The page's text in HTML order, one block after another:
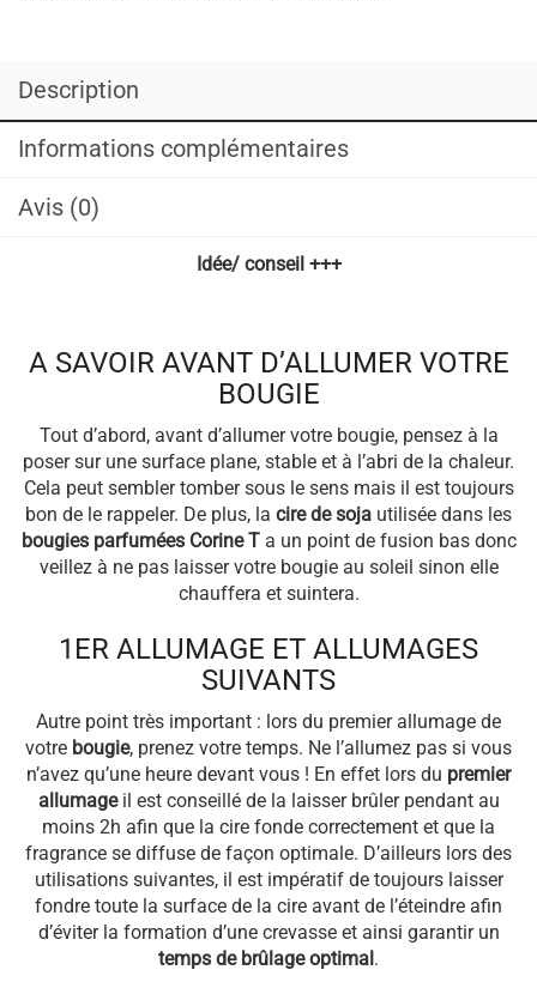
Description
Informations complémentaires
Avis (0)
Idée/ conseil +++
A SAVOIR AVANT D’ALLUMER VOTRE
BOUGIE
Tout d’abord, avant d’allumer votre bougie, pensez à la
poser sur une surface plane, stable et à l’abri de la chaleur.
Cela peut sembler tomber sous le sens mais il est toujours
bon de le rappeler. De plus, la cire de soja utilisée dans les
bougies parfumées Corine Ta un point de fusion bas donc
veillez à ne pas laisser votre bougie au soleil sinon elle
chauffera et suintera.
1ER ALLUMAGE ET ALLUMAGES
SUIVANTS
Autre point très important : lors du premier allumage de
votre bougie, prenez votre temps. Ne l’allumez pas si vous
n’avez qu’une heure devant vous ! En effet lors du premier
allumageil est conseillé de la laisser brûler pendant au
moins 2h afin que la cire fonde correctement et que la
fragrance se diffuse de façon optimale. D’ailleurs lors des
utilisations suivantes, il est impératif de toujours laisser
fondre toute la surface de la cire avant de l’éteindre afin
d’éviter la formation d’une crevasse et ainsi garantir un
temps de brûlage optimal.